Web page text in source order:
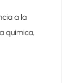
a la
química,